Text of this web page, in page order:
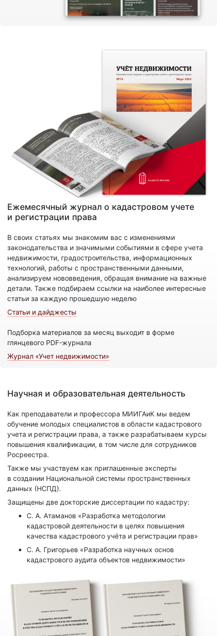
Ежемесячный журнал о кадастровом учете
и регистрации права
В своих статьях мы знакомим вас с изменениями
законодательства и значимыми событиями в сфере учета
недвижимости, градостроительства, информационных
технологий, работы с пространственными данными,
анализируем нововведения, обращая внимание на важные
детали. Также подбираем ссылки на наиболее интересные
статьи за каждую прошедшую неделю
Статьи и дайджесты
Подборка материалов за месяц выходит в форме
глянцевого PDF-журнала
Журнал «Учет недвижимости»
Научная и образовательная деятельность
Как преподаватели и профессора МИИГАиК мы ведем
обучение молодых специалистов в области кадастрового
учета и регистрации права, а также разрабатываем курсы
повышения квалификации, в том числе для сотрудников
Росреестра.
Также мы участвуем как приглашенные эксперты
в создании Национальной системы пространственных
данных (НСПД).
Защищены две докторские диссертации по кадастру:
С. А. Атаманов «Разработка методологии
кадастровой деятельности в целях повышения
качества кадастрового учёта и регистрации прав»
С. А. Григорьев «Разработка научных основ
кадастрового аудита объектов недвижимости»